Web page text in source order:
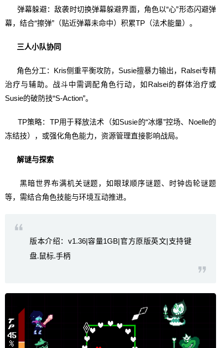
弹幕躲避：敌袭时切换弹幕躲避界面，角色以“心”形态闪避弹
幕，结合“擦弹”（贴近弹幕未命中）积累TP（法术能量）。
三人小队协同
角色分工：Kris侧重平衡攻防，Susie擅暴力输出，Ralsei专精
治疗与辅助。战斗中需调配角色行动，如Ralsei的群体治疗或
Susie的破防技“S-Action”。
TP策略：TP用于释放法术（如Susie的“冰爆”控场、Noelle的
冻结技），或强化角色能力，资源管理直接影响战局。
解谜与探索
黑暗世界布满机关谜题，如眼球顺序谜题、时钟齿轮谜题
等，需结合角色技能与环境互动推进。
版本介绍：v1.36|容量1GB|官方原版英文|支持键
盘.鼠标.手柄